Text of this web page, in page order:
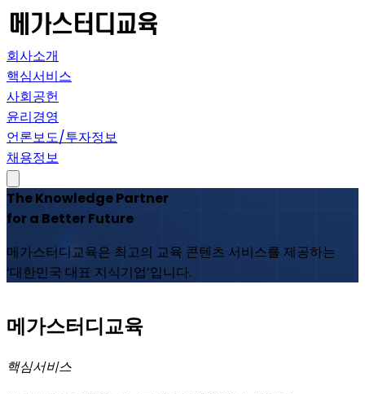
회사소개
핵심서비스
사회공헌
윤리경영
언론보도/투자정보
채용정보
The Knowledge Partner
for a Better Future
메가스터디교육은 최고의 교육 콘텐츠 서비스를 제공하는
‘대한민국 대표 지식기업’입니다.
메가스터디교육
핵심서비스